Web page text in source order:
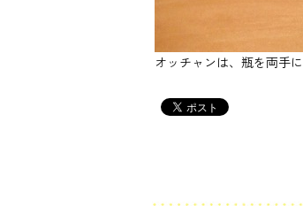
オッチャンは、瓶を両手